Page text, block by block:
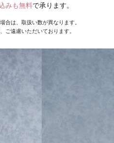
みも無料で承ります。
合は、取扱い数が異なります。
ご遠慮いただいております。